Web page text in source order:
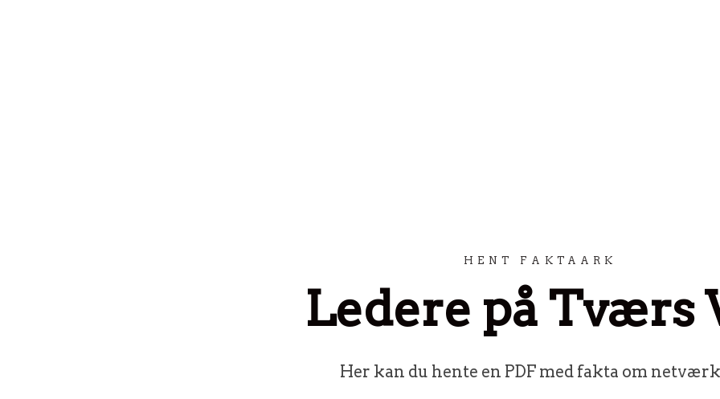
HENT FAKTAARK
Ledere på Tværs
Her kan du hente en PDF med fakta om